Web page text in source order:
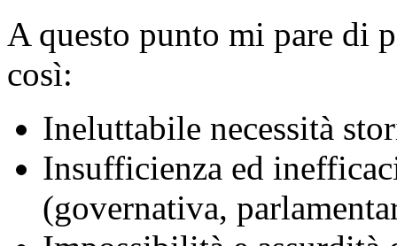
A questo punto mi pare di
così:
Ineluttabile necessità
Insufficienza ed
(governativa,